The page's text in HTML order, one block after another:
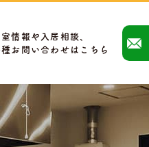
情報や入居相談、
お問い合わせはこちら